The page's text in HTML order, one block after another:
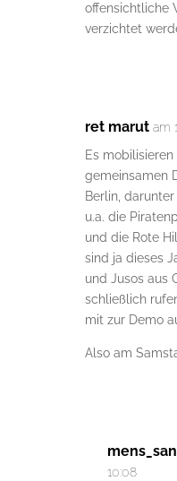
offensichtliche
verzichtet
ret marut am
Es
gemeinsamen
Berlin,
u.a. die
und die Rote
sind ja dieses
und Jusos aus
schließlich
mit zur Demo
Also am
10:08